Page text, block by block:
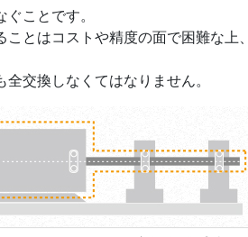
ことです。
とはコストや精度の面で困難な
交換しなくてはなりません。